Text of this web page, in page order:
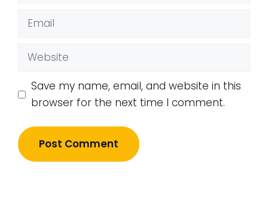
Email
Website
Save my name, email, and website in this
browser for the next time I comment.